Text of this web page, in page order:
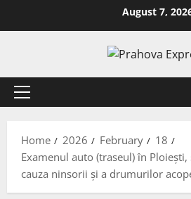
August 7,
Home 2026 February
18
Examenul auto (traseul) în
cauza ninsorii și a drumurilor